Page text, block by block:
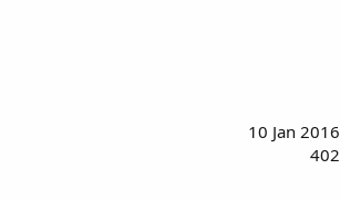
10 Jan 2016
402